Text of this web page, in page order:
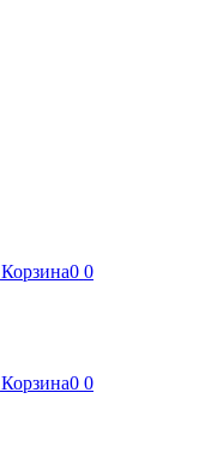
Корзина0 0
Корзина0 0